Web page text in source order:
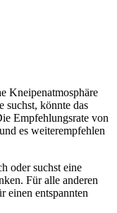
Kneipenatmosphäre
suchst, könnte das
Empfehlungsrate von
es weiterempfehlen
oder suchst eine
Für alle anderen
einen entspannten